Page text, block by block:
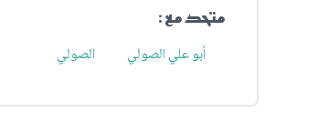
متحد مع :
أبو علي الصولي الصولي